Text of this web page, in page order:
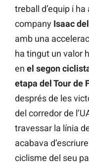
treball d’equip i
company Isaac
amb una
ha tingut un valor
en el segon
etapa del Tour de
després de les
del corredor de
travessar la línia
acabava
ciclisme del seu